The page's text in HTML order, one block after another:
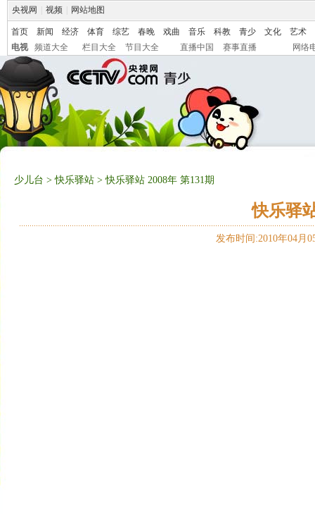
央视网 视频 网站地图
首页 新闻 经济 体育 综艺 春晚 戏曲 音乐 科教 青少 文化
艺术
电视
频道大全 栏目大全 节目大全 直播中国 赛事直播 网络
少儿台 >快乐驿站 > 快乐驿站 2008年 第131期
快乐驿
发布时间:2010年04月